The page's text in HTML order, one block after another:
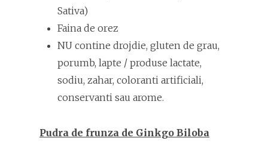
Sativa)
Faina de orez
NU contine drojdie, gluten de grau,
porumb, lapte / produse lactate,
sodiu, zahar, coloranti artificiali,
conservanti sau arome.
Pudra de frunza de Ginkgo Biloba